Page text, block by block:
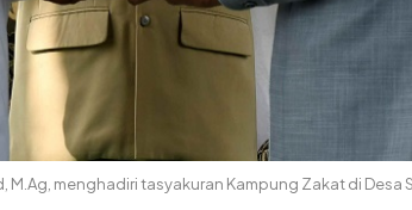
menghadiri tasyakuran Kampung Zakat di Desa